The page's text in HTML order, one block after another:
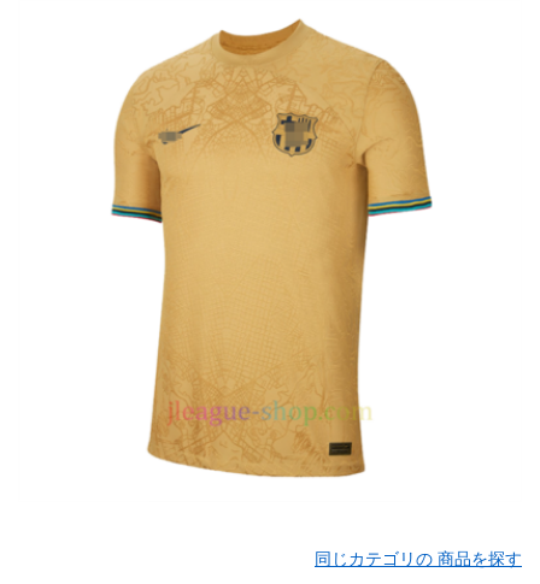
同じカテゴリの 商品を探す